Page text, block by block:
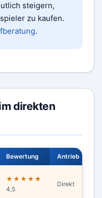
steigern,
zu kaufen.
.
direkten
Bewertung Antrieb
★★★★★
4,5
Direkt